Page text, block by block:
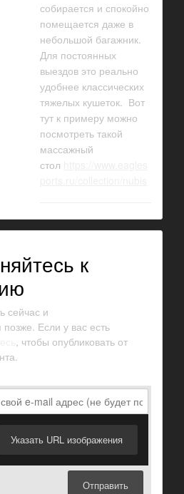
собирается и спокойно
помещается даже в
небольшой багажник.
Для постоянных
выездов это реально
удобнее классических
тяжелых кушеток. Вот
тут к примеру можно
посмотреть такой
массажный
стол
к
сейчас и
позже. Если у вас есть
, чтобы опубликовать от
Указать URL изображения
Отправить